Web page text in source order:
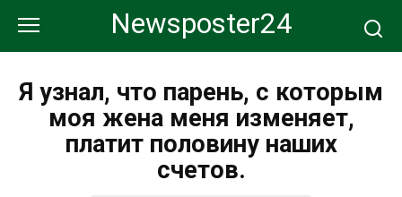
контенту
Newsposter24
Я узнал, что парень, с которым
моя жена меня изменяет,
платит половину наших
счетов.